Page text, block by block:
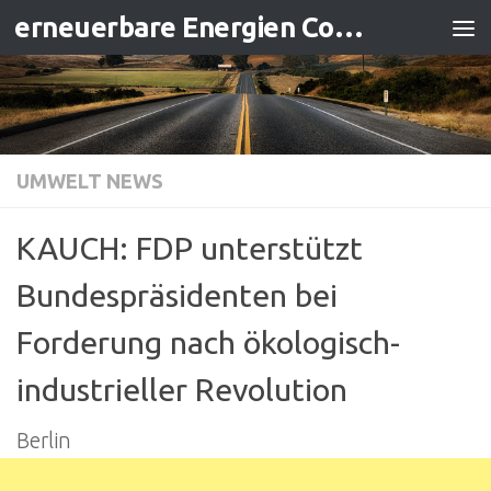
Zum Inhalt springen erneuerbare Energien Contracting
UMWELT NEWS
KAUCH: FDP unterstützt
Bundespräsidenten bei
Forderung nach ökologisch-
industrieller Revolution
Berlin